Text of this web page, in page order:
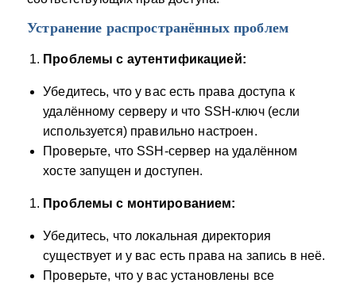
Устранение распространённых проблем
Проблемы с аутентификацией:
Убедитесь, что у вас есть права доступа к
удалённому серверу и что SSH-ключ (если
используется) правильно настроен.
Проверьте, что SSH-сервер на удалённом
хосте запущен и доступен.
Проблемы с монтированием:
Убедитесь, что локальная директория
существует и у вас есть права на запись в неё.
Проверьте, что у вас установлены все